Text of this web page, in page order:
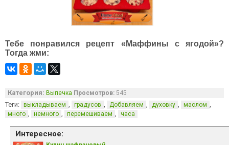
Тебе понравился рецепт «Маффины с ягодой»?
Тогда жми:
Категория: Выпечка Просмотров: 545
Теги: выкладываем градусов Добавляем духовку маслом
много немного перемешиваем часа
Интересное: